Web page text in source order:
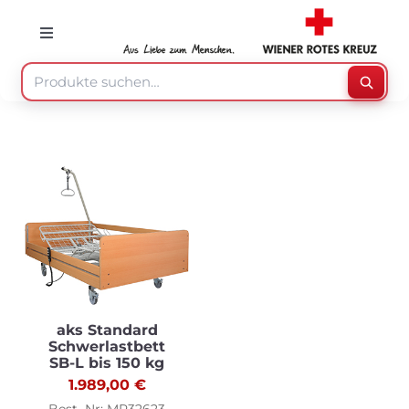
content
Toggle
Navigation
Warenkorb
Speisenzusteller
Medizinprodukte
Sonstiges
Suche
aks Standard
Schwerlastbett
SB-L bis 150 kg
1.989,00 €